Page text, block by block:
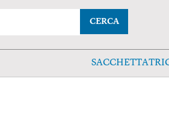
CERCA